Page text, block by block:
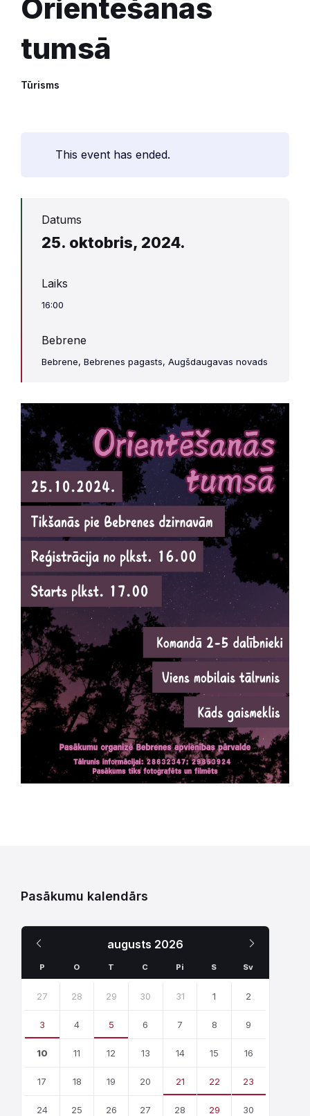
Orientēšanās
tumsā
Tūrisms
This event has ended.
Datums
25. oktobris, 2024.
Laiks
16:00
Bebrene
Bebrene, Bebrenes pagasts, Augšdaugavas novads
Pasākumu kalendārs
augusts 2026
Mēnesis
P O T C Pi S Sv
calendar
27 28 29 30 31 1 2
3 4 5 6 7 8 9
10 11 12 13 14 15 16
17 18 19 20 21 22 23
24 25 26 27 28 29 30